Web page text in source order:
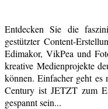
Entdecken Sie die
gestützter Content-
Edimakor, VikPea und
kreative Medienprojekte
können. Einfacher geht
Century ist JETZT zum
gespannt sein...